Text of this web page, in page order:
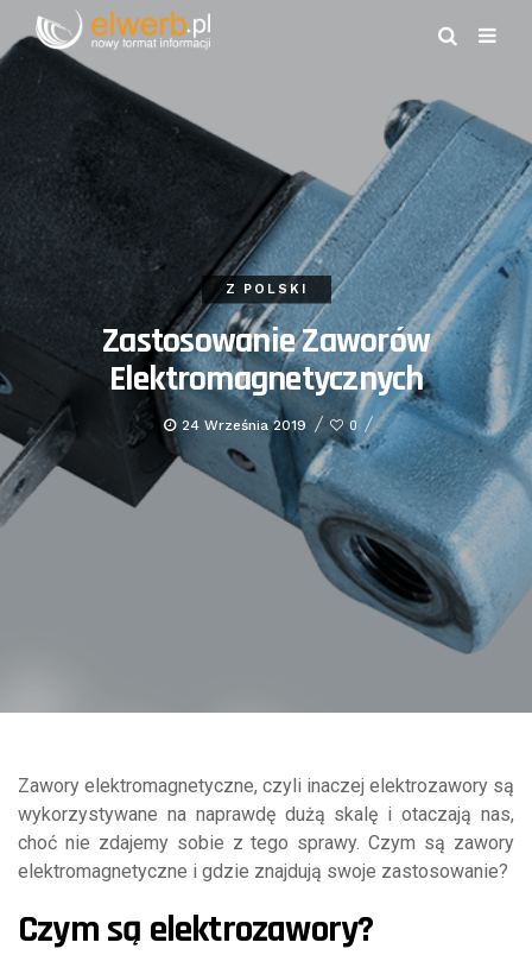
Z POLSKI
Zastosowanie Zaworów
Elektromagnetycznych
24 Września 2019 0
Zawory elektromagnetyczne, czyli inaczej elektrozawory są
wykorzystywane na naprawdę dużą skalę i otaczają nas,
choć nie zdajemy sobie z tego sprawy. Czym są zawory
elektromagnetyczne i gdzie znajdują swoje zastosowanie?
Czym są elektrozawory?